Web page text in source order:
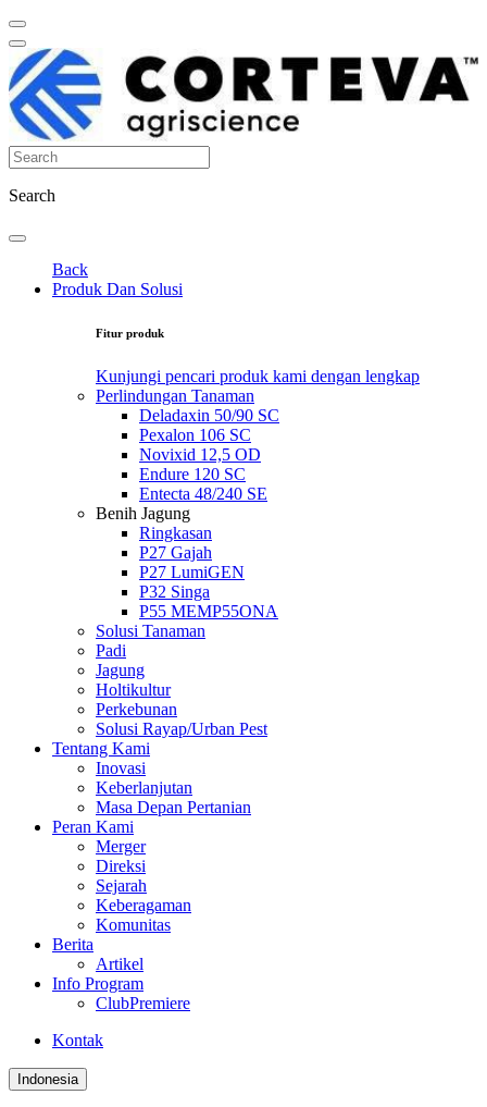
Search
Back
Produk Dan Solusi
Fitur produk
Kunjungi pencari produk kami dengan lengkap
Perlindungan Tanaman
Deladaxin 50/90 SC
Pexalon 106 SC
Novixid 12,5 OD
Endure 120 SC
Entecta 48/240 SE
Benih Jagung
Ringkasan
P27 Gajah
P27 LumiGEN
P32 Singa
P55 MEMP55ONA
Solusi Tanaman
Padi
Jagung
Holtikultur
Perkebunan
Solusi Rayap/Urban Pest
Tentang Kami
Inovasi
Keberlanjutan
Masa Depan Pertanian
Peran Kami
Merger
Direksi
Sejarah
Keberagaman
Komunitas
Berita
Artikel
Info Program
ClubPremiere
Kontak
Indonesia